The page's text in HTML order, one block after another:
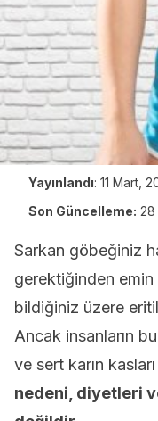
Yayınlandı: 11 Mart,
Son Güncelleme: 28
Sarkan göbeğiniz
gerektiğinden emin
bildiğiniz üzere
Ancak insanların
ve sert karın
nedeni, diyetleri